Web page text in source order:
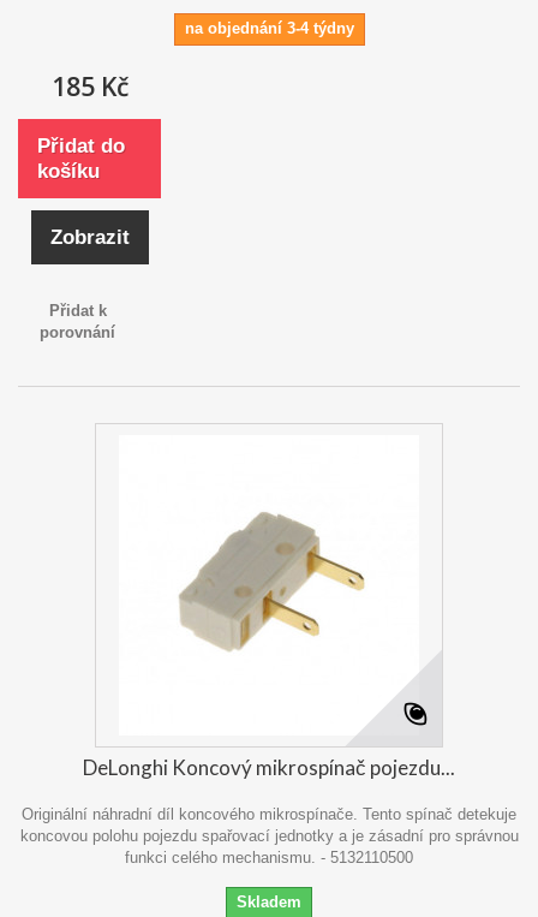
na objednání 3-4 týdny
185 Kč
Přidat do
košíku
Zobrazit
Přidat k
porovnání
DeLonghi Koncový mikrospínač pojezdu...
Originální náhradní díl koncového mikrospínače. Tento spínač detekuje
koncovou polohu pojezdu spařovací jednotky a je zásadní pro správnou
funkci celého mechanismu. - 5132110500
Skladem